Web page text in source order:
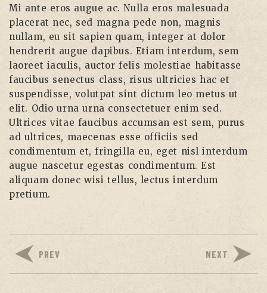
Mi ante eros augue ac. Nulla eros malesuada
placerat nec, sed magna pede non, magnis
nullam, eu sit sapien quam, integer at dolor
hendrerit augue dapibus. Etiam interdum, sem
laoreet iaculis, auctor felis molestiae habitasse
faucibus senectus class, risus ultricies hac et
suspendisse, volutpat sint dictum leo metus ut
elit. Odio urna urna consectetuer enim sed.
Ultrices vitae faucibus accumsan est sem, purus
ad ultrices, maecenas esse officiis sed
condimentum et, fringilla eu, eget nisl interdum
augue nascetur egestas condimentum. Est
aliquam donec wisi tellus, lectus interdum
pretium.
PREV NEXT